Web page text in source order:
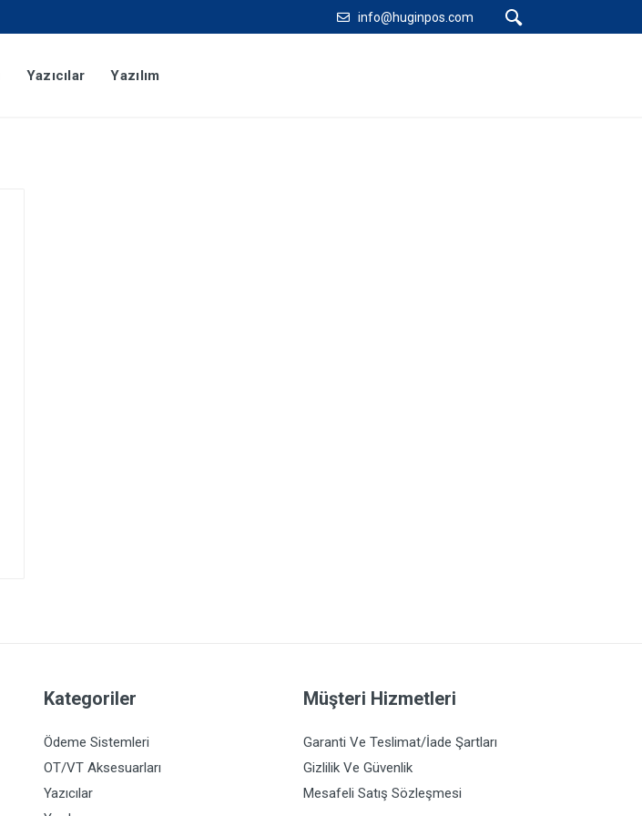
info@huginpos.com
Yazıcılar Yazılım
Kategoriler
Ödeme Sistemleri
OT/VT Aksesuarları
Yazıcılar
Müşteri Hizmetleri
Garanti Ve Teslimat/İade Şartları
Gizlilik Ve Güvenlik
Mesafeli Satış Sözleşmesi